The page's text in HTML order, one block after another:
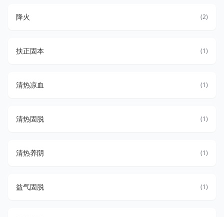
降火 (2)
扶正固本 (1)
清热凉血 (1)
清热固脱 (1)
清热养阴 (1)
益气固脱 (1)